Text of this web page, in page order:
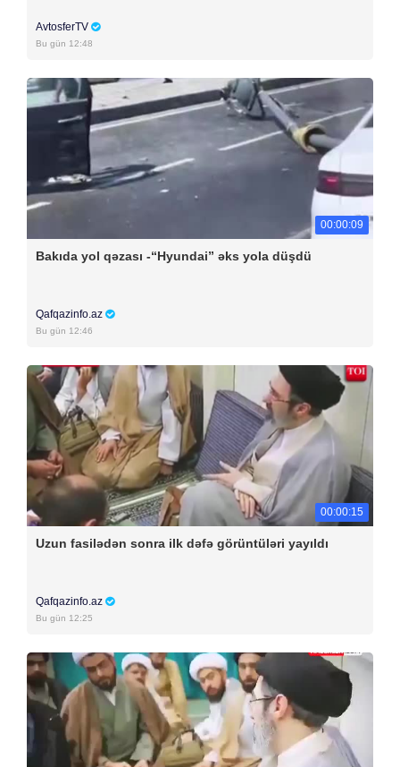
AvtosferTV
Bu gün 12:48
00:00:09
Bakıda yol qəzası -“Hyundai” əks yola düşdü
Qafqazinfo.az
Bu gün 12:46
00:00:15
Uzun fasilədən sonra ilk dəfə görüntüləri yayıldı
Qafqazinfo.az
Bu gün 12:25